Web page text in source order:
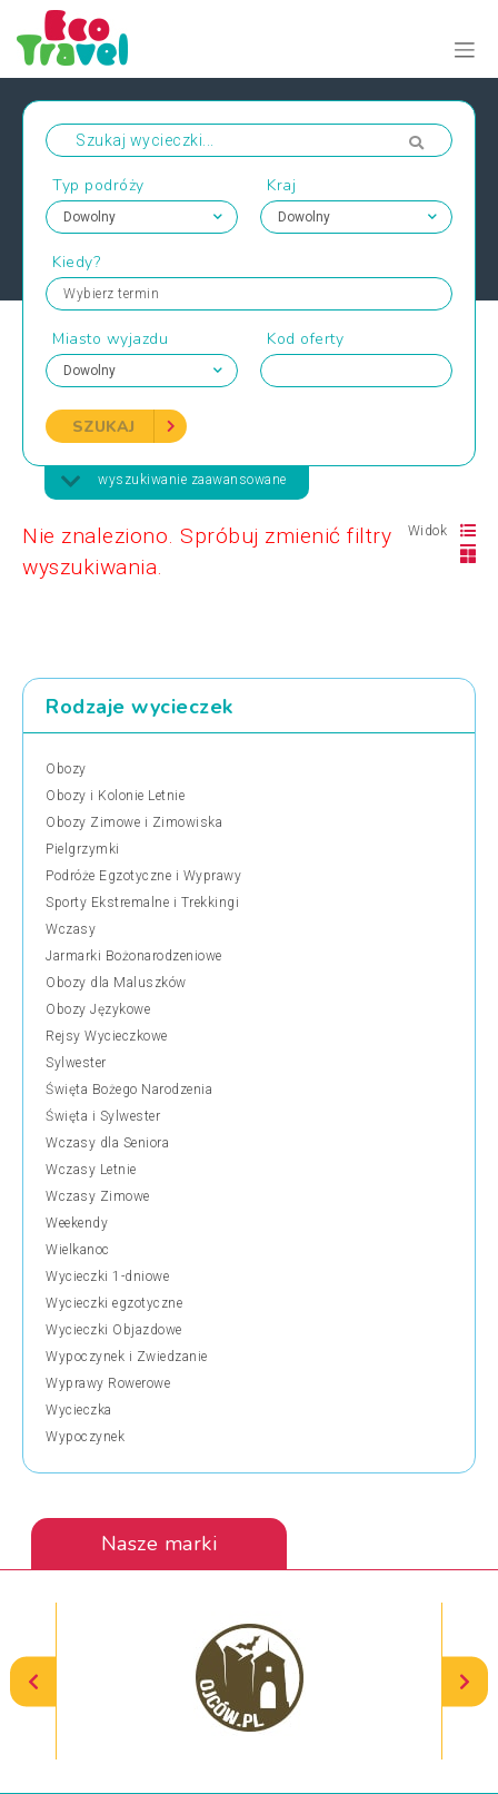
Typ podróży Kraj
Kiedy?
Wybierz termin
Miasto wyjazdu Kod oferty
SZUKAJ
wyszukiwanie zaawansowane
Nie znaleziono. Spróbuj zmienić filtry
wyszukiwania.
Widok
Rodzaje wycieczek
Obozy
Obozy i Kolonie Letnie
Obozy Zimowe i Zimowiska
Pielgrzymki
Podróże Egzotyczne i Wyprawy
Sporty Ekstremalne i Trekkingi
Wczasy
Jarmarki Bożonarodzeniowe
Obozy dla Maluszków
Obozy Językowe
Rejsy Wycieczkowe
Sylwester
Święta Bożego Narodzenia
Święta i Sylwester
Wczasy dla Seniora
Wczasy Letnie
Wczasy Zimowe
Weekendy
Wielkanoc
Wycieczki 1-dniowe
Wycieczki egzotyczne
Wycieczki Objazdowe
Wypoczynek i Zwiedzanie
Wyprawy Rowerowe
Wycieczka
Wypoczynek
Nasze marki